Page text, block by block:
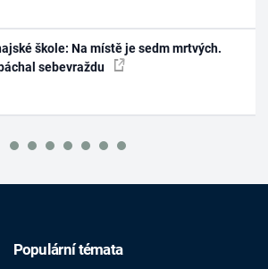
škole: Na místě je sedm mrtvých.
sebevraždu
Populární témata